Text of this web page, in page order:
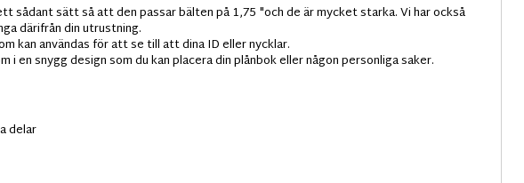
sådant sätt så att den passar bälten på 1,75 "och de är mycket starka. Vi har också
därifrån din utrustning.
kan användas för att se till att dina ID eller nycklar.
i en snygg design som du kan placera din plånbok eller någon personliga saker.
delar